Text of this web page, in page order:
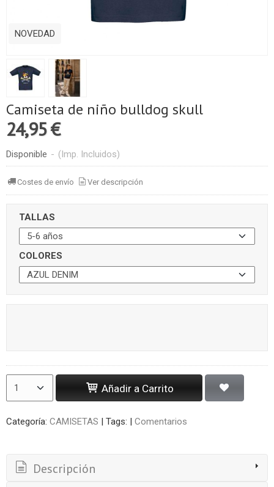
NOVEDAD
Camiseta de niño bulldog skull
24,95 €
Disponible - (Imp. Incluidos)
Costes de envío Ver descripción
TALLAS
COLORES
Añadir a Carrito
Categoría: CAMISETAS Tags: Comentarios
Descripción